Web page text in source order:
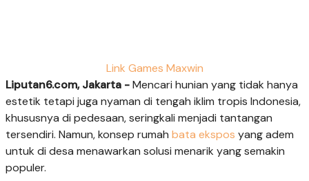
Link Games Maxwin
Liputan6.com, Jakarta -Mencari hunian yang tidak hanya
estetik tetapi juga nyaman di tengah iklim tropis Indonesia,
khususnya di pedesaan, seringkali menjadi tantangan
tersendiri. Namun, konsep rumah bata ekspos yang adem
untuk di desa menawarkan solusi menarik yang semakin
populer.